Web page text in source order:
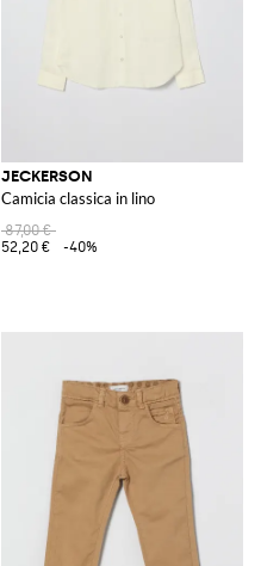
JECKERSON
Camicia classica in lino
87,00 €
52,20 €
-40%